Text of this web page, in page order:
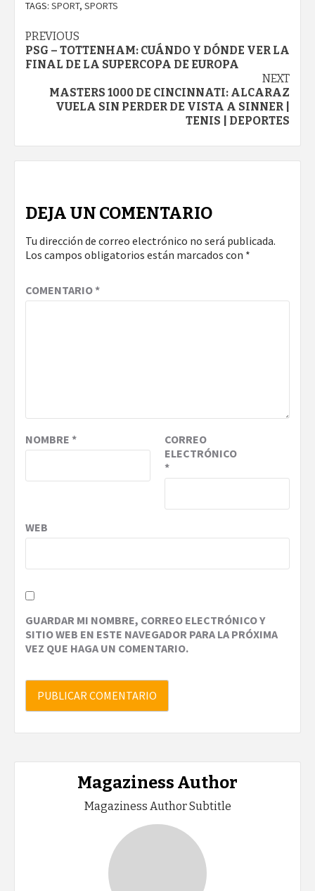
TAGS: SPORT, SPORTS
Continue
Reading
PREVIOUS
PSG – TOTTENHAM: CUÁNDO Y DÓNDE VER LA
FINAL DE LA SUPERCOPA DE EUROPA
NEXT
MASTERS 1000 DE CINCINNATI: ALCARAZ
VUELA SIN PERDER DE VISTA A SINNER |
TENIS | DEPORTES
DEJA UN COMENTARIO
Tu dirección de correo electrónico no será publicada.
Los campos obligatorios están marcados con *
COMENTARIO*
NOMBRE *
CORREO
ELECTRÓNICO
*
WEB
GUARDAR MI NOMBRE, CORREO ELECTRÓNICO Y
SITIO WEB EN ESTE NAVEGADOR PARA LA PRÓXIMA
VEZ QUE HAGA UN COMENTARIO.
Magaziness Author
Magaziness Author Subtitle